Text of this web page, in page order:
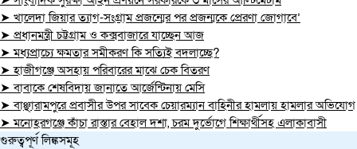
➤ খালেদা জিয়ার ত্যাগ-সংগ্রাম প্রজন্মের পর প্রজন্মকে প্রেরণা জোগাবে’
➤ প্রধানমন্ত্রী চট্টগ্রাম ও কক্সবাজারে যাচ্ছেন আজ
➤ মধ্যপ্রাচ্যে ক্ষমতার সমীকরণ কি সত্যিই বদলাচ্ছে?
➤ হাজীগঞ্জে অসহায় পরিবারের মাঝে চেক বিতরণ
➤ বাবাকে শেষবিদায় জানাতে আর্জেন্টিনায় মেসি
➤ বাঞ্ছারামপুরে প্রবাসীর উপর সাবেক চেয়ারম্যান বাহিনীর হামলায় হামলার অভিযোগ
➤ মনোহরগঞ্জে কাঁচা রাস্তার বেহাল দশা, চরম দুর্ভোগে শিক্ষার্থীসহ এলাকাবাসী
গুরুত্বপূর্ণ লিঙ্কসমূহ